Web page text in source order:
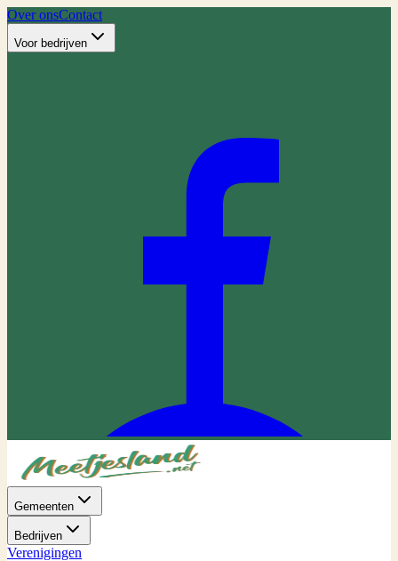
Over onsContact
Voor bedrijven
Gemeenten
Bedrijven
Verenigingen